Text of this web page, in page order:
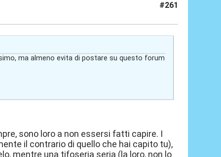
#261
ma almeno evita di postare su questo forum
sono loro a non essersi fatti capire. I
il contrario di quello che hai capito tu),
mentre una tifoseria seria (la loro, non lo